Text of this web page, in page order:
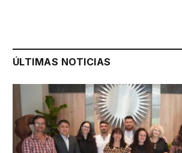
ÚLTIMAS NOTICIAS